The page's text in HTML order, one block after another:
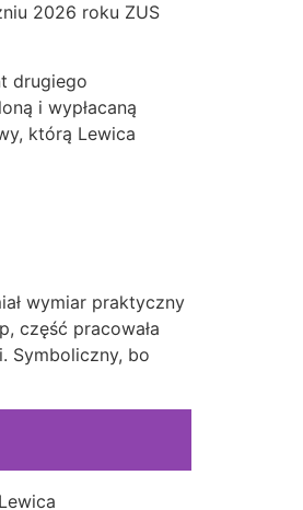
2026 roku ZUS
drugiego
i wypłacaną
którą Lewica
wymiar praktyczny
część pracowała
Symboliczny, bo